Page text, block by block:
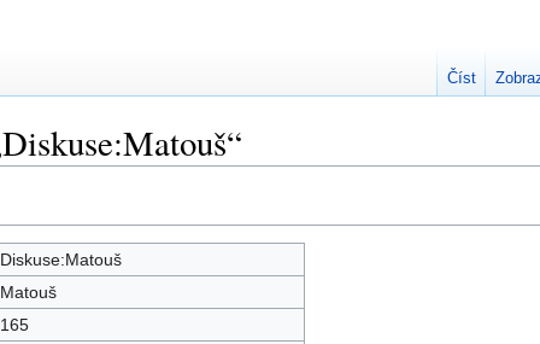
Diskuse:Matouš
Matouš
165
Číst